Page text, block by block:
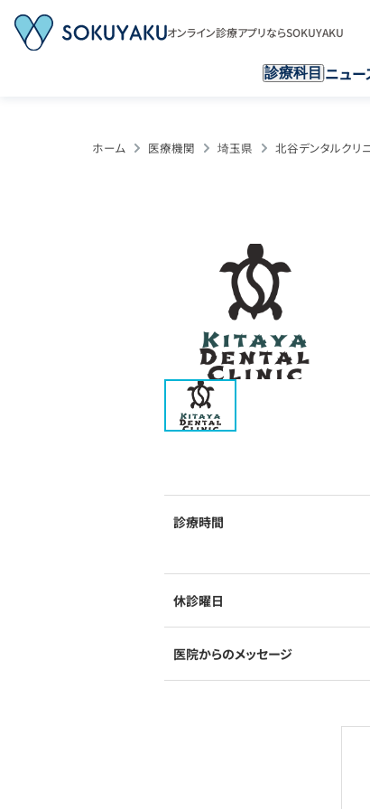
オンライン診療アプリならSOKUYAKU
診療科目 ニュー
ホーム 医療機関 埼玉県 北谷デンタルクリ
診療時間
休診曜日
医院からのメッセージ